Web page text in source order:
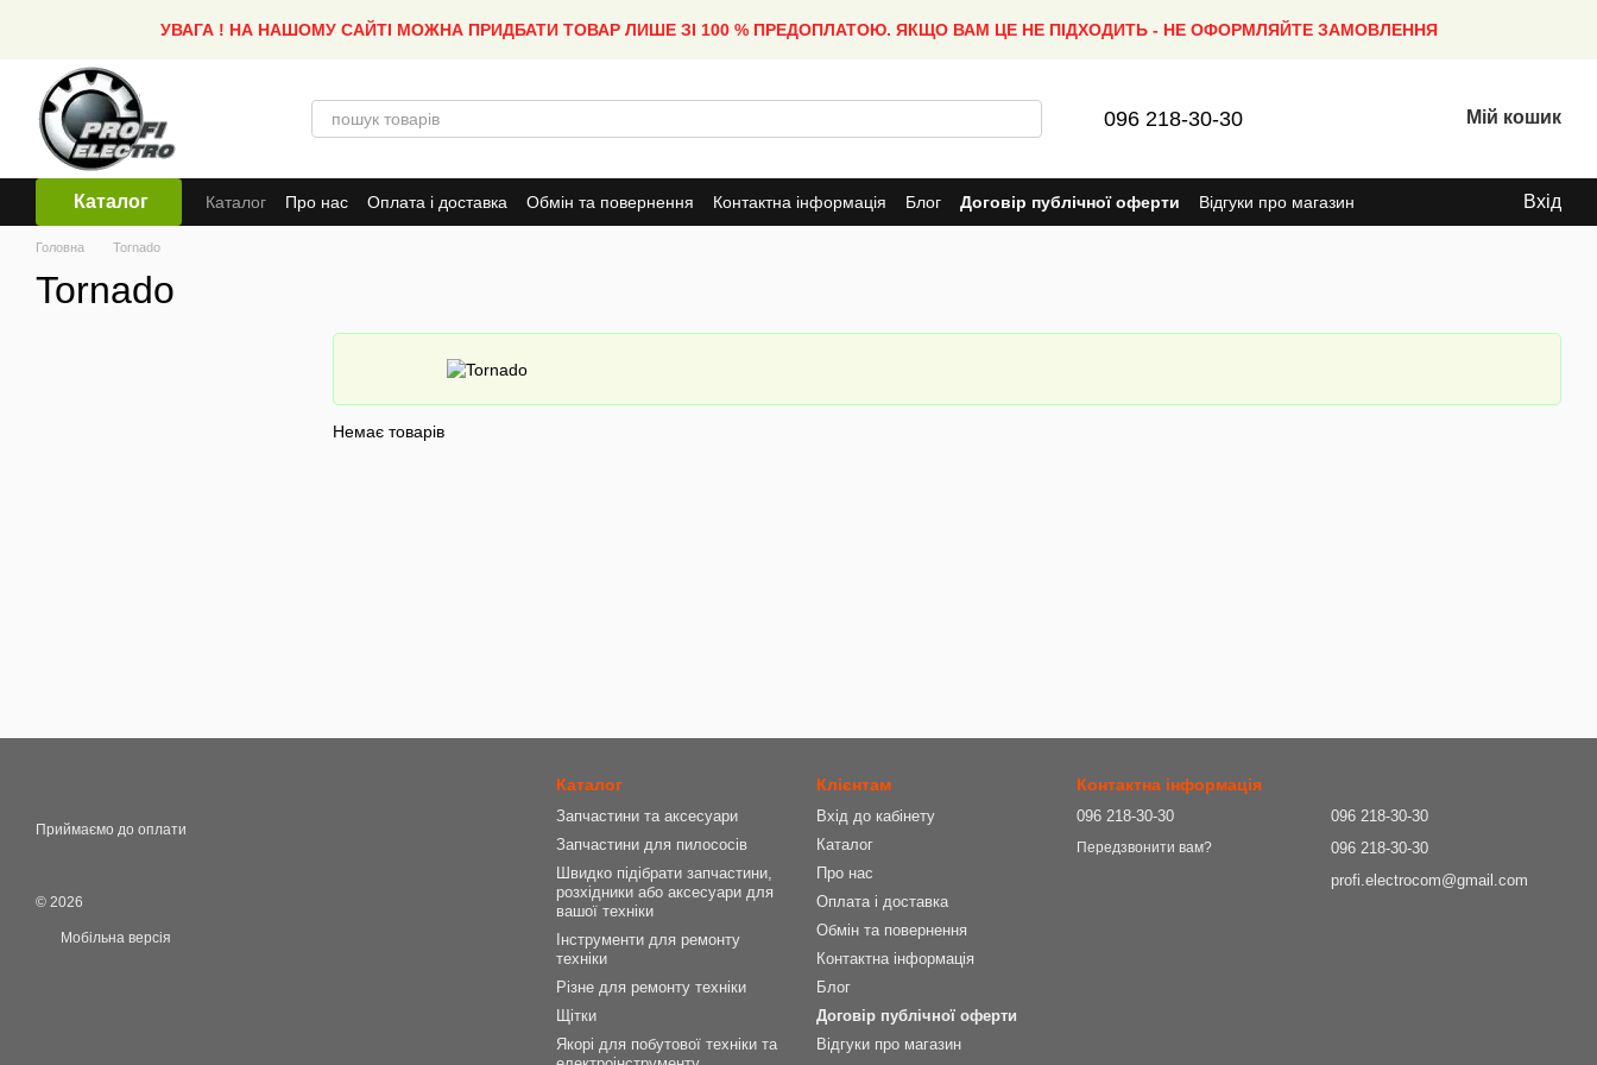
УВАГА ! НА НАШОМУ САЙТІ МОЖНА ПРИДБАТИ ТОВАР ЛИШЕ ЗІ 100 % ПРЕДОПЛАТОЮ. ЯКЩО ВАМ ЦЕ НЕ ПІДХОДИТЬ - НЕ ОФОРМЛЯЙТЕ ЗАМОВЛЕННЯ
096 218-30-30 Мій кошик
Каталог Каталог Про нас Оплата і доставка Обмін та повернення Контактна інформація Блог Договір публічної оферти Відгуки про магазин Вхід
Головна Tornado
Tornado
Немає товарів
Приймаємо до оплати
© 2026
Мобільна версія
Каталог
Запчастини та аксесуари
Запчастини для пилососів
Швидко підібрати запчастини,
розхідники або аксесуари для
вашої техніки
Інструменти для ремонту
техніки
Різне для ремонту техніки
Щітки
Якорі для побутової техніки та
Клієнтам
Вхід до кабінету
Каталог
Про нас
Оплата і доставка
Обмін та повернення
Контактна інформація
Блог
Договір публічної оферти
Відгуки про магазин
Контактна інформація
096 218-30-30
Передзвонити вам?
096 218-30-30
096 218-30-30
profi.electrocom@gmail.com